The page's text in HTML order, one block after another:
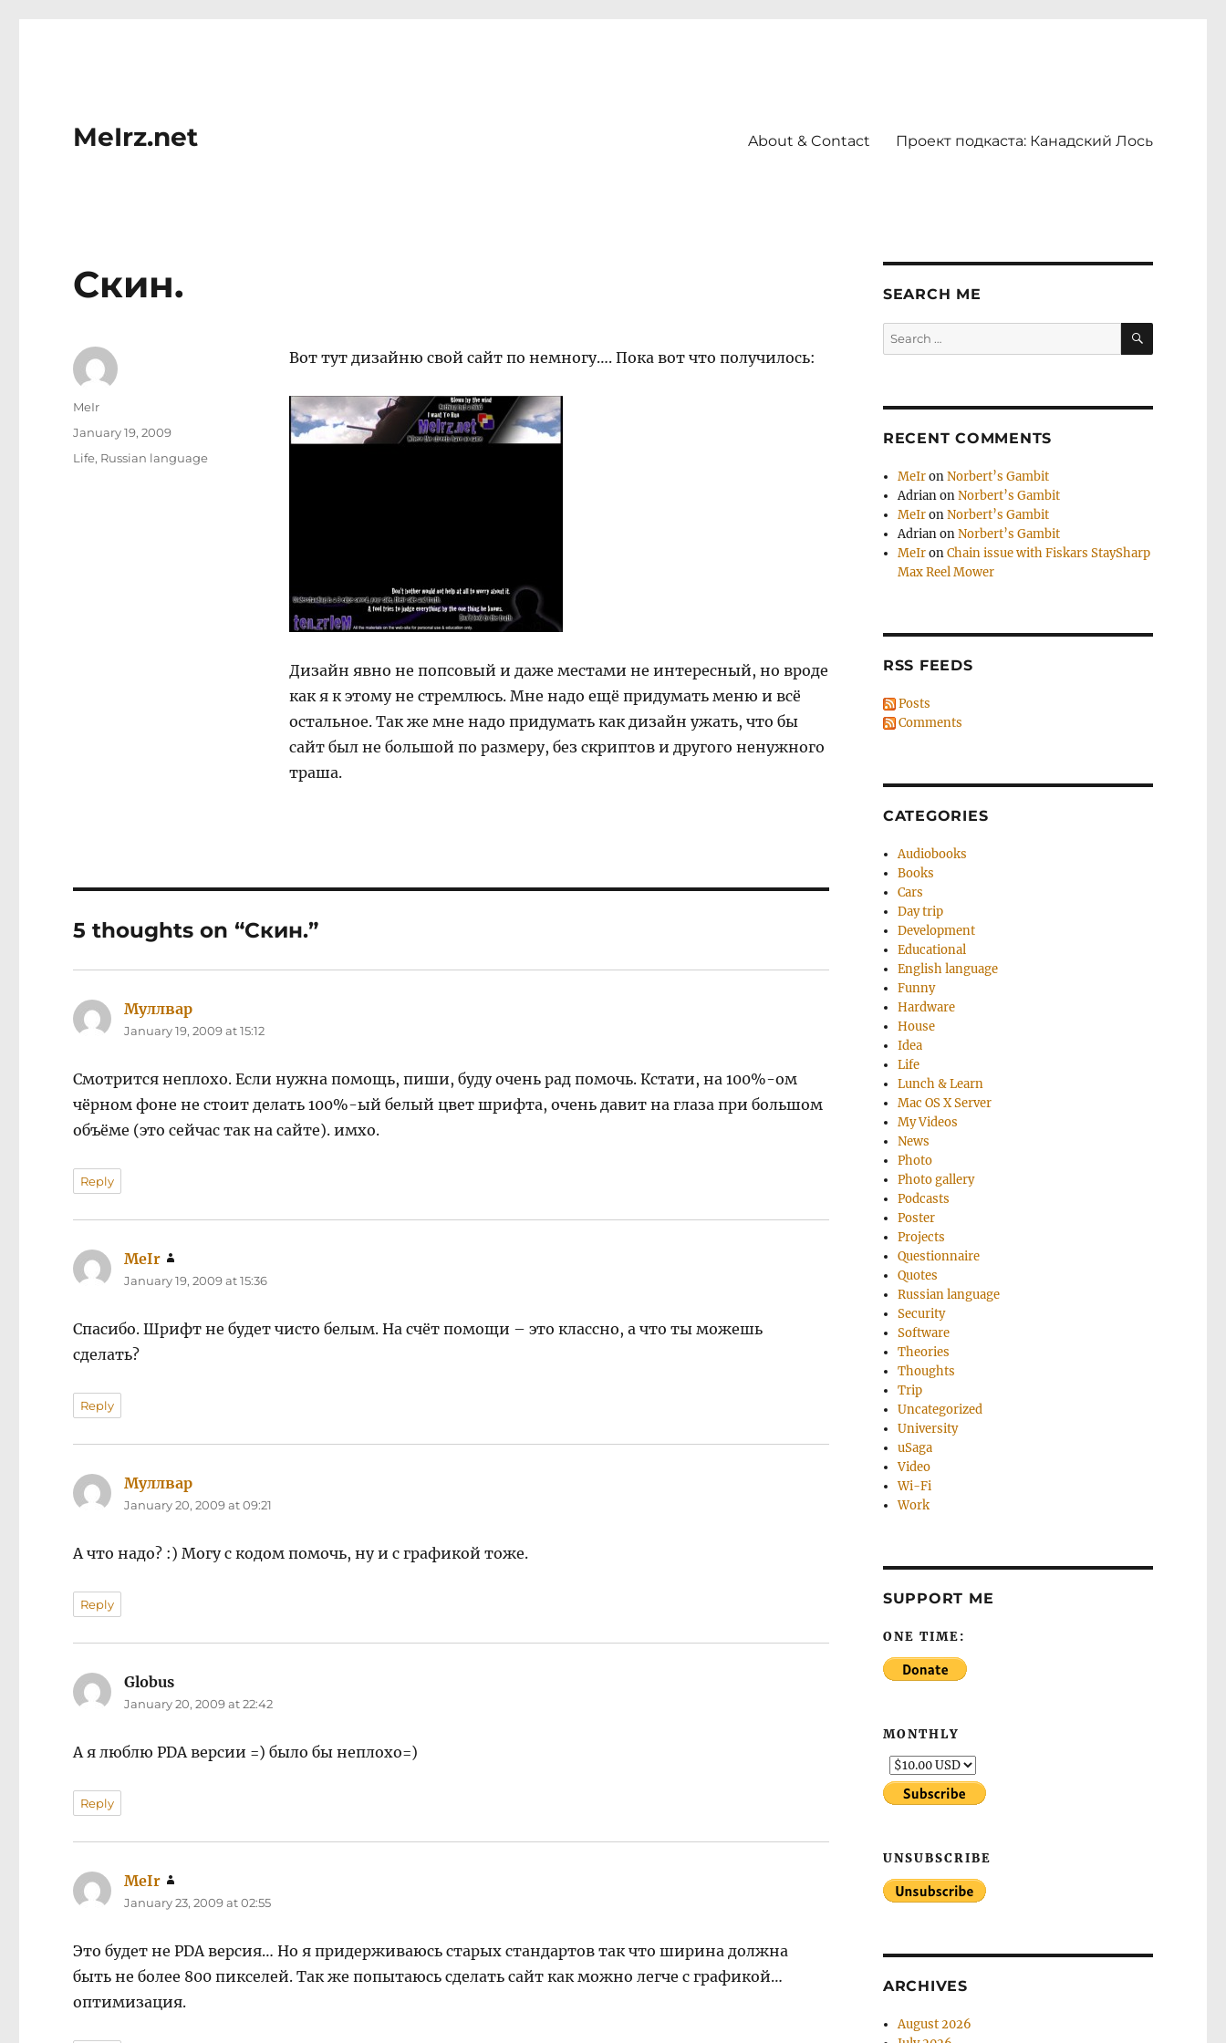
MeIrz.net About & Contact Проект подкаста: Канадский Лось
Скин.
Вот тут дизайню свой сайт по немногу…. Пока вот что получилось:
Дизайн явно не попсовый и даже местами не интересный, но вроде
как я к этому не стремлюсь. Мне надо ещё придумать меню и всё
остальное. Так же мне надо придумать как дизайн ужать, что бы
сайт был не большой по размеру, без скриптов и другого ненужного
траша.
Author
MeIr
Posted
on
January 19, 2009
Categories
Life, Russian language
5 thoughts on “Скин.”
Муллвар
January 19, 2009 at 15:12
Смотрится неплохо. Если нужна помощь, пиши, буду очень рад помочь. Кстати, на 100%-ом
чёрном фоне не стоит делать 100%-ый белый цвет шрифта, очень давит на глаза при большом
объёме (это сейчас так на сайте). имхо.
Reply
MeIr
January 19, 2009 at 15:36
Спасибо. Шрифт не будет чисто белым. На счёт помощи – это классно, а что ты можешь
сделать?
Reply
Муллвар
January 20, 2009 at 09:21
А что надо? :) Могу с кодом помочь, ну и с графикой тоже.
Reply
Globus
January 20, 2009 at 22:42
А я люблю PDA версии =) было бы неплохо=)
Reply
MeIr
January 23, 2009 at 02:55
Это будет не PDA версия… Но я придерживаюсь старых стандартов так что ширина должна
быть не более 800 пикселей. Так же попытаюсь сделать сайт как можно легче с графикой…
оптимизация.
SEARCH ME
Search
for:
SEARCH
RECENT COMMENTS
MeIronNorbert’s Gambit
AdrianonNorbert’s Gambit
MeIronNorbert’s Gambit
AdrianonNorbert’s Gambit
MeIronChain issue with Fiskars StaySharp
Max Reel Mower
RSS FEEDS
Posts
Comments
CATEGORIES
Audiobooks
Books
Cars
Day trip
Development
Educational
English language
Funny
Hardware
House
Idea
Life
Lunch & Learn
Mac OS X Server
My Videos
News
Photo
Photo gallery
Podcasts
Poster
Projects
Questionnaire
Quotes
Russian language
Security
Software
Theories
Thoughts
Trip
Uncategorized
University
uSaga
Video
Wi-Fi
Work
SUPPORT ME
ONE TIME:
MONTHLY
UNSUBSCRIBE
ARCHIVES
August 2026